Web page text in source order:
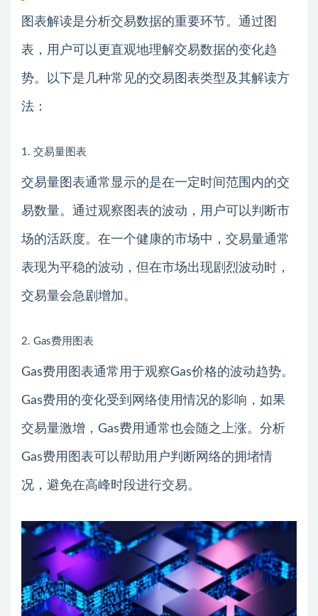
图表解读是分析交易数据的重要环节。通过图
表，用户可以更直观地理解交易数据的变化趋
势。以下是几种常见的交易图表类型及其解读方
法：
1. 交易量图表
交易量图表通常显示的是在一定时间范围内的交
易数量。通过观察图表的波动，用户可以判断市
场的活跃度。在一个健康的市场中，交易量通常
表现为平稳的波动，但在市场出现剧烈波动时，
交易量会急剧增加。
2. Gas费用图表
Gas费用图表通常用于观察Gas价格的波动趋势。
Gas费用的变化受到网络使用情况的影响，如果
交易量激增，Gas费用通常也会随之上涨。分析
Gas费用图表可以帮助用户判断网络的拥堵情
况，避免在高峰时段进行交易。